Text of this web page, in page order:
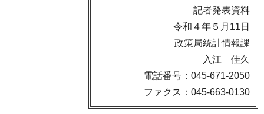
記者発表資料
令和４年５月11日
政策局統計情報課
入江 佳久
電話番号：045-671-2050
ファクス：045-663-0130